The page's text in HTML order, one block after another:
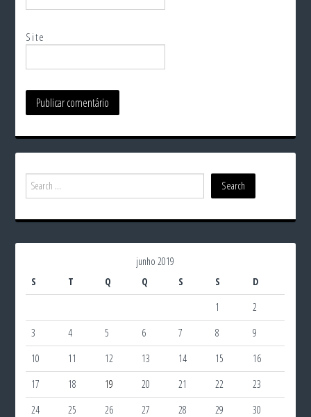
Site
junho 2019
S
T Q Q S S
D
1
2
3
4 5 6 7 8
9
10
11 12 13 14 15
16
17
18 19 20 21 22
23
24
25 26 27 28 29 30